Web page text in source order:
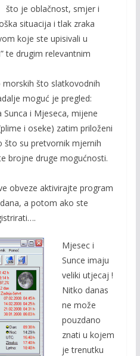
što je oblačnost, smjer i
situacija i tlak zraka
koje ste upisivali u
te drugim relevantnim
što slatkovodnih
moguć je pregled:
Sunca i Mjeseca, mijene
i oseke) zatim priloženi
što su pretvornik mjernih
brojne druge mogućnosti.
obveze aktivirajte program
a potom ako ste
Mjesec i
Sunce imaju
veliki utjecaj !
Nitko danas
ne može
pouzdano
znati u kojem
je trenutku